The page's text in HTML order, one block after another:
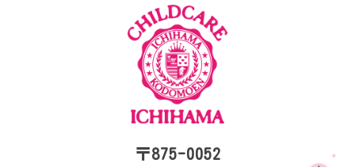
〒875-0052